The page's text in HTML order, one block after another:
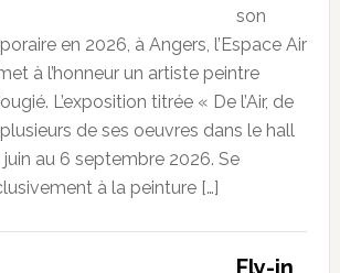
son
en 2026, à Angers, l’Espace Air
à l’honneur un artiste peintre
L’exposition titrée « De l’Air, de
de ses oeuvres dans le hall
au 6 septembre 2026. Se
à la peinture […]
Fly-in